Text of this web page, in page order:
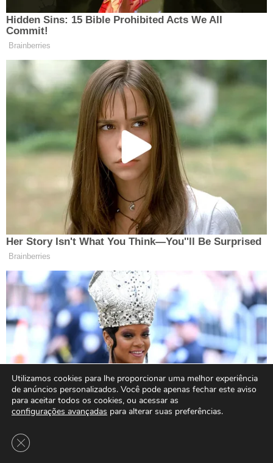
Utilizamos cookies para lhe proporcionar uma melhor experiência
de anúncios personalizados. Você pode apenas fechar este aviso
para aceitar todos os cookies, ou acessar as
configurações avançadas para alterar suas preferências.
Close GDPR Cookie Banner